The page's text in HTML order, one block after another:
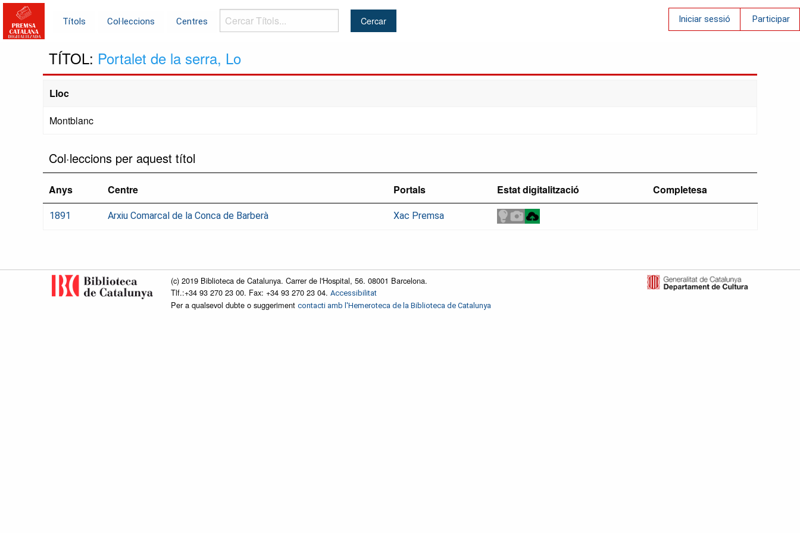
Títols Col·leccions Centres
Cercar
Títols...
Iniciar sessió Participar
TÍTOL: Portalet de la serra, Lo
Lloc
Montblanc
Col·leccions per aquest títol
Anys Centre Portals Estat digitalització Completesa
1891 Arxiu Comarcal de la Conca de Barberà Xac Premsa
(c) 2019 Biblioteca de Catalunya. Carrer de l'Hospital, 56. 08001 Barcelona.
Tlf.:+34 93 270 23 00. Fax: +34 93 270 23 04. Accessibilitat
Per a qualsevol dubte o suggeriment contacti amb l'Hemeroteca de la Biblioteca de Catalunya